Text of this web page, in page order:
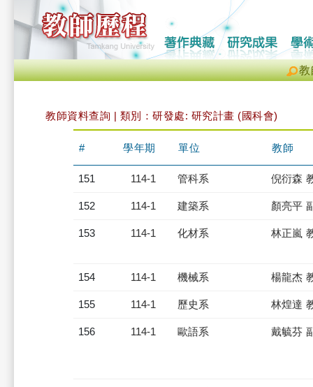
教
教師資料查詢 | 類別：研發處: 研究計畫 (國科會)
# 學年期 單位 教師
151 114-1 管科系 倪衍森
152 114-1 建築系 顏亮平
153 114-1 化材系 林正嵐
154 114-1 機械系 楊龍杰
155 114-1 歷史系 林煌達
156 114-1 歐語系 戴毓芬